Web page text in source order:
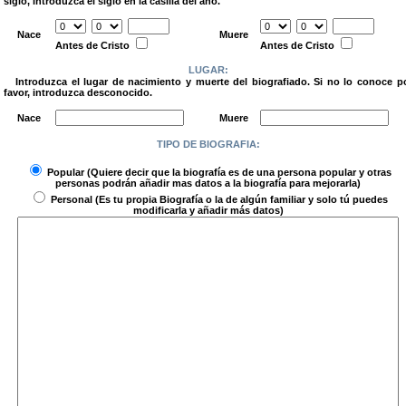
Nace
Antes de Cristo
Muere
Antes de Cristo
LUGAR:
Introduzca el lugar de nacimiento y muerte del biografiado. Si no lo conoce
favor, introduzca desconocido.
Nace
Muere
TIPO DE BIOGRAFIA:
Popular(Quiere decir que la biografía es de una persona popular y otras
personas podrán añadir mas datos a la biografía para mejorarla)
Personal(Es tu propia Biografía o la de algún familiar y solo tú puedes
modificarla y añadir más datos)